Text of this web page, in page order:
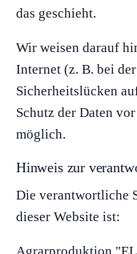
das geschieht.
Wir weisen darauf
Internet (z. B. bei
Sicherheitslücken
Schutz der Daten
möglich.
Hinweis zur
Die verantwortliche
dieser Website ist:
Agrarproduktion